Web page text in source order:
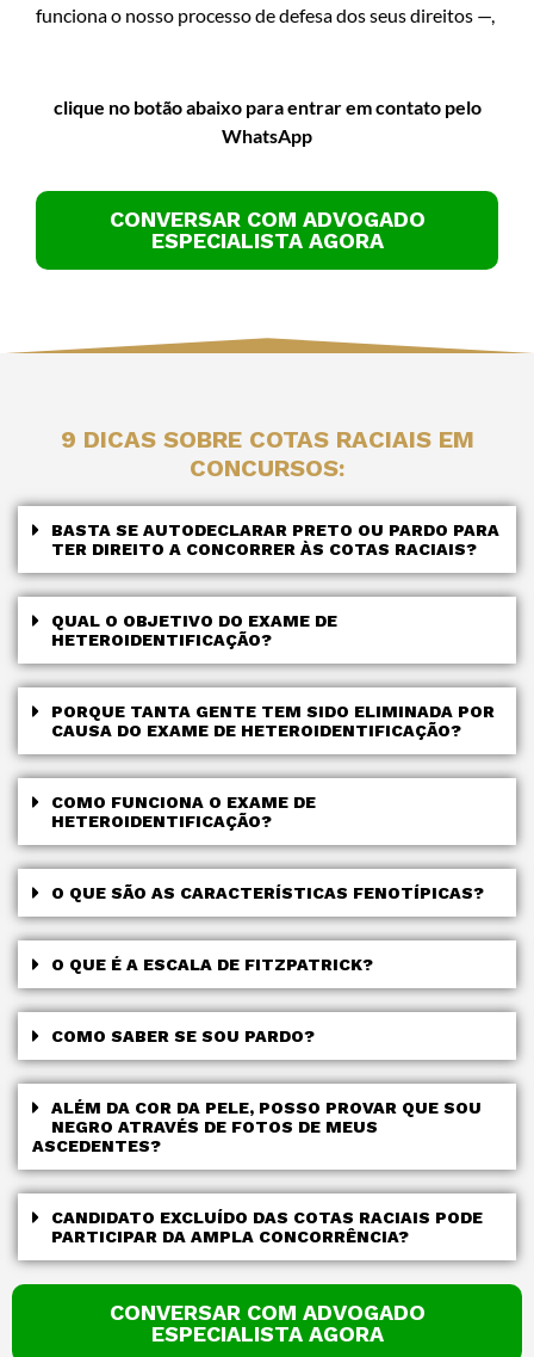
funciona o nosso processo de defesa dos seus direitos —,
clique no botão abaixo para entrar em contato pelo
WhatsApp
CONVERSAR COM ADVOGADO
ESPECIALISTA AGORA
9 DICAS SOBRE COTAS RACIAIS EM
CONCURSOS:
BASTA SE AUTODECLARAR PRETO OU PARDO PARA
TER DIREITO A CONCORRER ÀS COTAS RACIAIS?
QUAL O OBJETIVO DO EXAME DE
HETEROIDENTIFICAÇÃO?
PORQUE TANTA GENTE TEM SIDO ELIMINADA POR
CAUSA DO EXAME DE HETEROIDENTIFICAÇÃO?
COMO FUNCIONA O EXAME DE
HETEROIDENTIFICAÇÃO?
O QUE SÃO AS CARACTERÍSTICAS FENOTÍPICAS?
O QUE É A ESCALA DE FITZPATRICK?
COMO SABER SE SOU PARDO?
ALÉM DA COR DA PELE, POSSO PROVAR QUE SOU
NEGRO ATRAVÉS DE FOTOS DE MEUS
ASCEDENTES?
CANDIDATO EXCLUÍDO DAS COTAS RACIAIS PODE
PARTICIPAR DA AMPLA CONCORRÊNCIA?
CONVERSAR COM ADVOGADO
ESPECIALISTA AGORA